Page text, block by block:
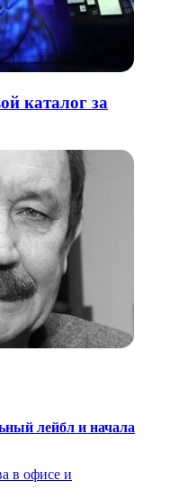
каталог за
лейбл и начала
в офисе и